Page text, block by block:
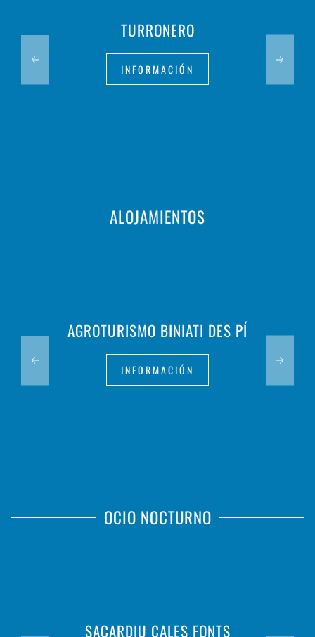
TURRONERO
INFORMACIÓN
ALOJAMIENTOS
AGROTURISMO BINIATI DES PÍ
INFORMACIÓN
OCIO NOCTURNO
SACARDIU CALES FONTS